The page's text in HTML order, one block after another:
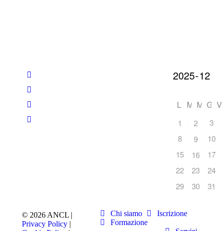
L M M G V
1 2
3
8
9
10
15
16
17
22
23
24
29
30 31
© 2026 ANCL |
Privacy Policy |
Chi siamo
Iscrizione
Formazione